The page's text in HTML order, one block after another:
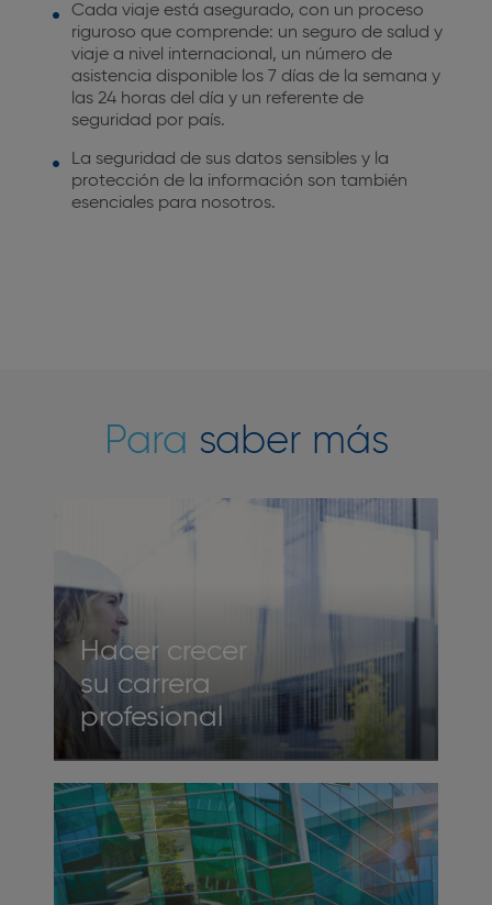
Cada viaje está asegurado, con un proceso
riguroso que comprende: un seguro de salud y
viaje a nivel internacional, un número de
asistencia disponible los 7 días de la semana y
las 24 horas del día y un referente de
seguridad por país.
La seguridad de sus datos sensibles y la
protección de la información son también
esenciales para nosotros.
Para saber más
Hacer crecer
su carrera
profesional